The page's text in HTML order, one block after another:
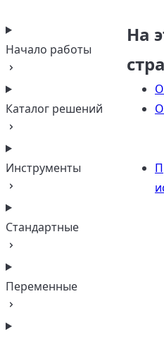
Начало работы
Каталог решений
Инструменты
Стандартные
Переменные
На